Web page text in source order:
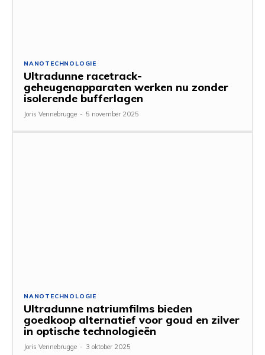
NANOTECHNOLOGIE
Ultradunne racetrack-
geheugenapparaten werken nu zonder
isolerende bufferlagen
Joris Vennebrugge - 5 november 2025
NANOTECHNOLOGIE
Ultradunne natriumfilms bieden
goedkoop alternatief voor goud en zilver
in optische technologieën
Joris Vennebrugge - 3 oktober 2025